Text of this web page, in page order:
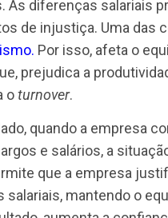
e salários – o
de
empresa não tem
colaboradores, as
As diferenças
de injustiça. Uma